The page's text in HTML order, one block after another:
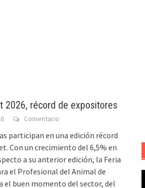
2026, récord de expositores
Comentario
participan en una edición récord
Con un crecimiento del 6,5% en
a su anterior edición, la Feria
el Profesional del Animal de
el buen momento del sector, del